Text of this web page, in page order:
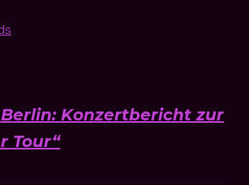
Berlin: Konzertbericht zur
Tour“